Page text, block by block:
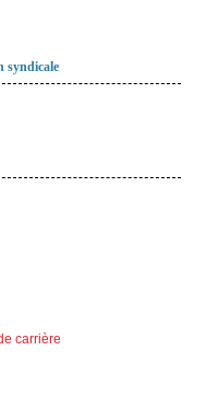
syndicale
carrière